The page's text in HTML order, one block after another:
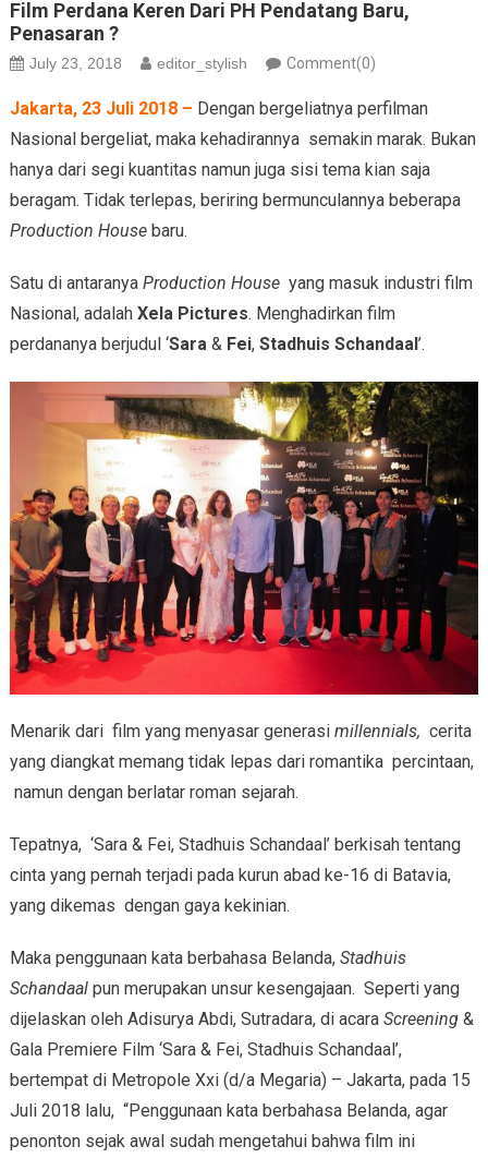
Film Perdana Keren Dari PH Pendatang Baru,
Penasaran ?
July 23, 2018 editor_stylish Comment(0)
Jakarta, 23 Juli 2018 – Dengan bergeliatnya perfilman
Nasional bergeliat, maka kehadirannya semakin marak. Bukan
hanya dari segi kuantitas namun juga sisi tema kian saja
beragam. Tidak terlepas, beriring bermunculannya beberapa
Production Housebaru.
Satu di antaranya Production House yang masuk industri film
Nasional, adalah Xela Pictures. Menghadirkan film
perdananya berjudul ‘Sara& Fei, Stadhuis Schandaal ’.
Menarik dari film yang menyasar generasi millennials, cerita
yang diangkat memang tidak lepas dari romantika percintaan,
namun dengan berlatar roman sejarah.
Tepatnya, ‘Sara & Fei, Stadhuis Schandaal’ berkisah tentang
cinta yang pernah terjadi pada kurun abad ke-16 di Batavia,
yang dikemas dengan gaya kekinian.
Maka penggunaan kata berbahasa Belanda, Stadhuis
Schandaalpun merupakan unsur kesengajaan. Seperti yang
dijelaskan oleh Adisurya Abdi, Sutradara, di acara Screening &
Gala Premiere Film ‘Sara & Fei, Stadhuis Schandaal’,
bertempat di Metropole Xxi (d/a Megaria) – Jakarta, pada 15
Juli 2018 lalu, “Penggunaan kata berbahasa Belanda, agar
penonton sejak awal sudah mengetahui bahwa film ini